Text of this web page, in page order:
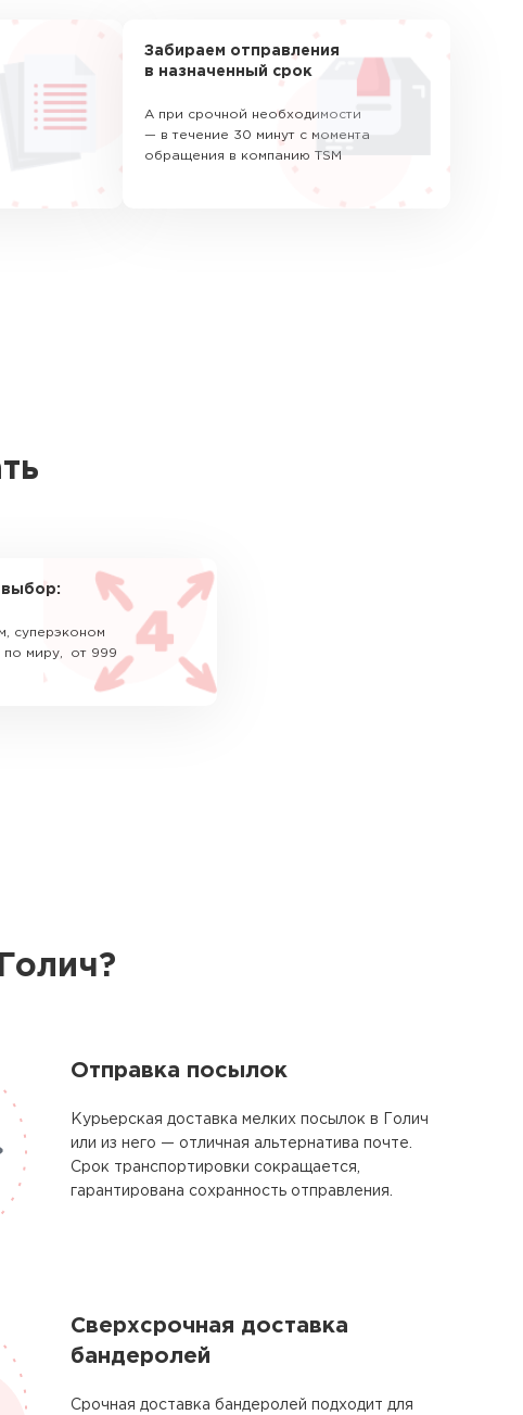
Забираем отправления
в назначенный срок
А при срочной необходимости
— в течение 30 минут с момента
обращения в компанию TSM
выбор:
суперэконом
по миру, от 999
Отправка посылок
Курьерская доставка мелких посылок в Голич
или из него — отличная альтернатива почте.
Срок транспортировки сокращается,
гарантирована сохранность отправления.
Сверхсрочная доставка
бандеролей
Срочная доставка бандеролей подходит для